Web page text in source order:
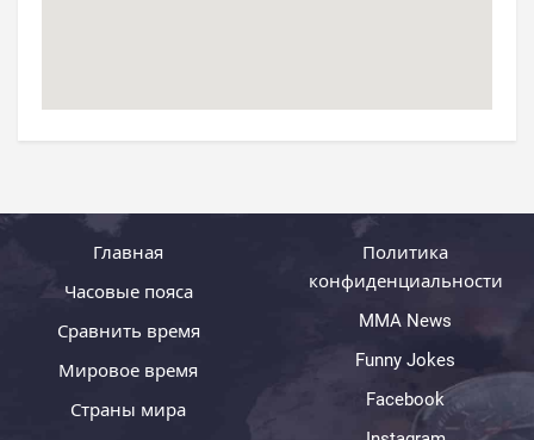
Главная
Часовые пояса
Сравнить время
Мировое время
Страны мира
Политика
конфиденциальности
MMA News
Funny Jokes
Facebook